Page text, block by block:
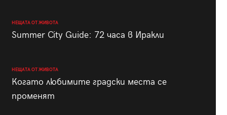
НЕЩАТА ОТ ЖИВОТА
Summer City Guide: 72 часа в Иракли
НЕЩАТА ОТ ЖИВОТА
Когато любимите градски места се
променят